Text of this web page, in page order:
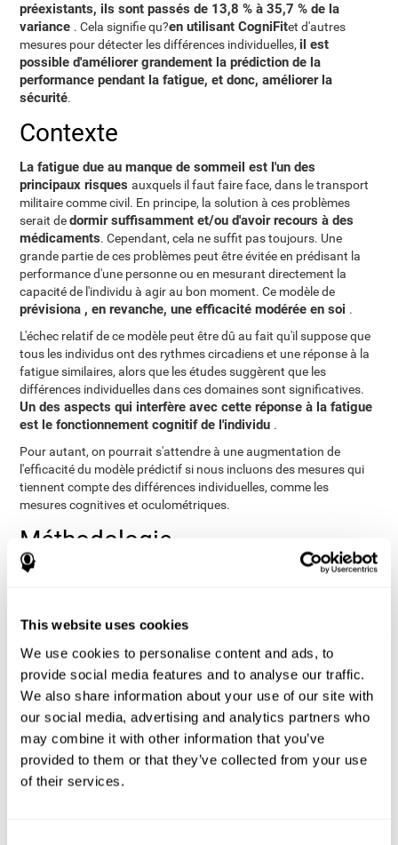
This website uses cookies
We use cookies to personalise content and ads, to
provide social media features and to analyse our traffic.
We also share information about your use of our site with
our social media, advertising and analytics partners who
may combine it with other information that you’ve
provided to them or that they’ve collected from your use
of their services.
préexistants, ils sont passés de 13,8 % à 35,7 % de la
variance . Cela signifie qu?en utilisant CogniFitet d'autres
mesures pour détecter les différences individuelles, il est
possible d'améliorer grandement la prédiction de la
performance pendant la fatigue, et donc, améliorer la
sécurité.
Contexte
La fatigue due au manque de sommeil est l'un des
principaux risquesauxquels il faut faire face, dans le transport
militaire comme civil. En principe, la solution à ces problèmes
serait dedormir suffisamment et/ou d'avoir recours à des
médicaments. Cependant, cela ne suffit pas toujours. Une
grande partie de ces problèmes peut être évitée en prédisant la
performance d'une personne ou en mesurant directement la
capacité de l'individu à agir au bon moment. Ce modèle de
prévisiona , en revanche, une efficacité modérée en soi .
L'échec relatif de ce modèle peut être dû au fait qu'il suppose que
tous les individus ont des rythmes circadiens et une réponse à la
fatigue similaires, alors que les études suggèrent que les
différences individuelles dans ces domaines sont significatives.
Un des aspects qui interfère avec cette réponse à la fatigue
est le fonctionnement cognitif de l'individu .
Pour autant, on pourrait s'attendre à une augmentation de
l'efficacité du modèle prédictif si nous incluons des mesures qui
tiennent compte des différences individuelles, comme les
mesures cognitives et oculométriques.
Méthodologie
Participants
en service actif (13 hommes et 2 femmes, âgés en moyenne de
Preflight Indoctrination (API) à bord de la Naval Air Station
Pensacola. Dans le cadre de l'étude, la consommation d'alcool, de
caféine et de tabac a été contrôlée et les participants devaient
être exempts de problèmes neurologiques, psychiatriques ou liés
au sommeil.
Procédé
Unmodèle de mesures répétées